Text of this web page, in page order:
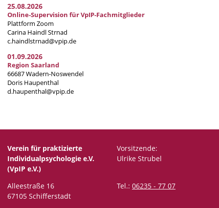
25.08.2026
Online-Supervision für VpIP-Fachmitglieder
Plattform Zoom
Carina Haindl Strnad
c.haindlstrnad@vpip.de
01.09.2026
Region Saarland
66687 Wadern-Noswendel
Doris Haupenthal
d.haupenthal@vpip.de
Verein für praktizierte
Individualpsychologie e.V.
(VpIP e.V.)
Vorsitzende:
Ulrike Strubel
Alleestraße 16
67105 Schifferstadt
Tel.: 06235 - 77 07